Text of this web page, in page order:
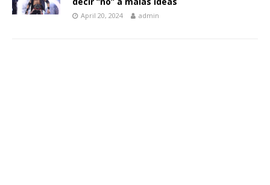
April 20, 2024 admin